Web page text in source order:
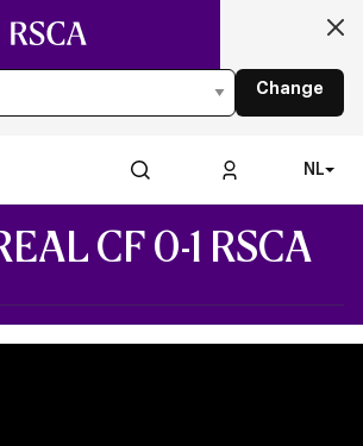
Language?
Change
NL
CF 0-1 RSCA